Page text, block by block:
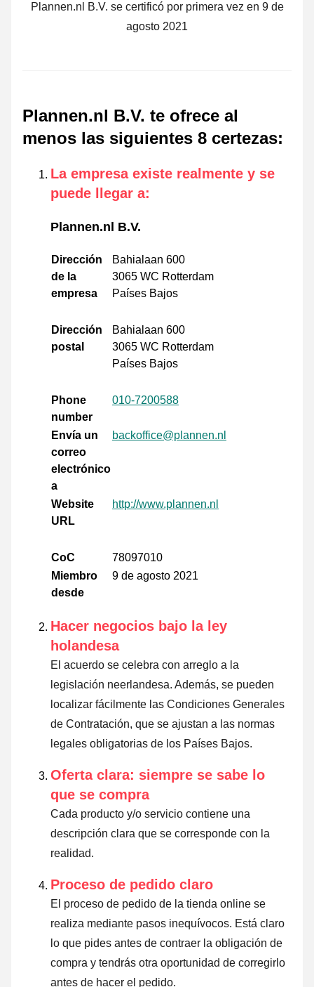
Plannen.nl B.V. se certificó por primera vez en 9 de
agosto 2021
Plannen.nl B.V. te ofrece al
menos las siguientes 8 certezas:
La empresa existe realmente y se
puede llegar a:
Plannen.nl B.V.
Dirección
de la
empresa
Bahialaan 600
3065 WC Rotterdam
Países Bajos
Dirección
postal
Bahialaan 600
3065 WC Rotterdam
Países Bajos
Phone
number
010-7200588
Envía un
correo
electrónico
a
backoffice@plannen.nl
Website
URL
http://www.plannen.nl
CoC
78097010
Miembro
desde
9 de agosto 2021
Hacer negocios bajo la ley
holandesa
El acuerdo se celebra con arreglo a la
legislación neerlandesa. Además, se pueden
localizar fácilmente las Condiciones Generales
de Contratación, que se ajustan a las normas
legales obligatorias de los Países Bajos.
Oferta clara: siempre se sabe lo
que se compra
Cada producto y/o servicio contiene una
descripción clara que se corresponde con la
realidad.
Proceso de pedido claro
El proceso de pedido de la tienda online se
realiza mediante pasos inequívocos. Está claro
lo que pides antes de contraer la obligación de
compra y tendrás otra oportunidad de corregirlo
antes de hacer el pedido.